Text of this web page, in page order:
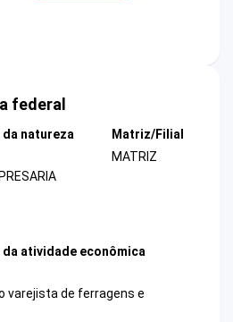
federal
natureza
Matriz/Filial
MATRIZ
atividade econômica
varejista de ferragens e